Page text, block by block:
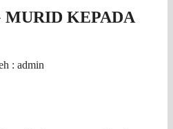
MURID KEPADA
: admin